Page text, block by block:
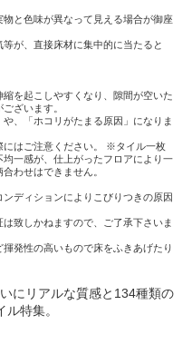
と色味が異なって見える場合が御座
が、直接床材に集中的に当たると
を起こしやすくなり、隙間が空いた
ざいます。
、「ホコリがたまる原因」になりま
はご注意ください。 ※タイル一枚
一感が、仕上がったフロアにより一
わせはできません。
ディションによりこびりつきの原因
致しかねますので、ご了承下さいま
発性の高いもので床をふきあげたり
にリアルな質感と134種類の
特集。